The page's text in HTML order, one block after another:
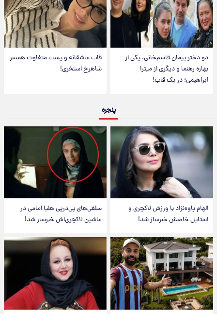
دو دختر پیمان قاسم‌خانی، یکی از
بهاره رهنما و دیگری از میترا
ابراهیمی؛ در یک قاب!
قاب عاشقانه و پست متفاوت همسر
شاهرخ استخری!
پنجره
الهام پاوه‌نژاد با ورزش لاکچری و
استایل خاصش خبرساز شد!
سلفی‌های پی‌درپی هلیا امامی در
ماشین لاکچری‌اش خبرساز شد!